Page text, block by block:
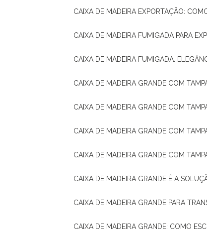
CAIXA DE MADEIRA EXPORTAÇÃO:
CAIXA DE MADEIRA FUMIGADA PARA
CAIXA DE MADEIRA FUMIGADA:
CAIXA DE MADEIRA GRANDE COM
CAIXA DE MADEIRA GRANDE COM
CAIXA DE MADEIRA GRANDE COM
CAIXA DE MADEIRA GRANDE COM
CAIXA DE MADEIRA GRANDE É A
CAIXA DE MADEIRA GRANDE PARA
CAIXA DE MADEIRA GRANDE: COMO